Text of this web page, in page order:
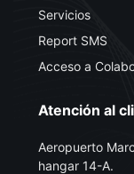
Servicios
Report SMS
Acceso a
Atención al
Aeropuerto
hangar 14-A.